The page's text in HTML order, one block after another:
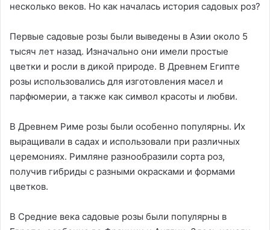
несколько веков. Но как началась история садовых роз?
Первые садовые розы были выведены в Азии около 5
тысяч лет назад. Изначально они имели простые
цветки и росли в дикой природе. В Древнем Египте
розы использовались для изготовления масел и
парфюмерии, а также как символ красоты и любви.
В Древнем Риме розы были особенно популярны. Их
выращивали в садах и использовали при различных
церемониях. Римляне разнообразили сорта роз,
получив гибриды с разными окрасками и формами
цветков.
В Средние века садовые розы были популярны в